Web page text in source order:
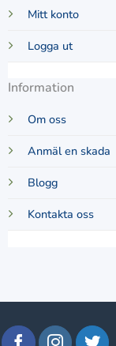
Mitt konto
Logga ut
Information
Om oss
Anmäl en skada
Blogg
Kontakta oss